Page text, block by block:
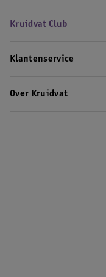
Kruidvat Club
Klantenservice
Over Kruidvat